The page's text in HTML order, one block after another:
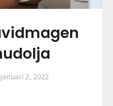
januari 2, 2022